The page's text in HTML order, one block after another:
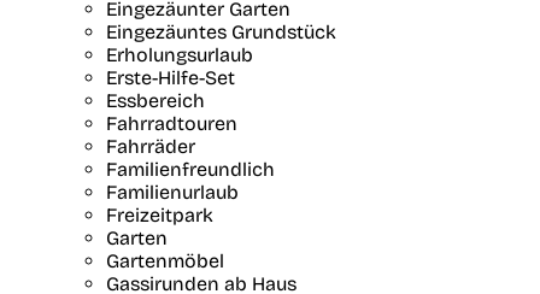
Eingezäunter Garten
Eingezäuntes Grundstück
Erholungsurlaub
Erste-Hilfe-Set
Essbereich
Fahrradtouren
Fahrräder
Familienfreundlich
Familienurlaub
Freizeitpark
Garten
Gartenmöbel
Gassirunden ab Haus